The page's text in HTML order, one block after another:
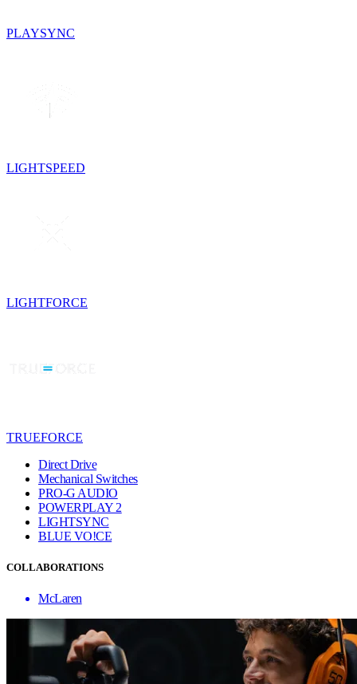
PLAYSYNC
LIGHTSPEED
LIGHTFORCE
TRUEFORCE
Direct Drive
Mechanical Switches
PRO-G AUDIO
POWERPLAY 2
LIGHTSYNC
BLUE VO!CE
COLLABORATIONS
McLaren